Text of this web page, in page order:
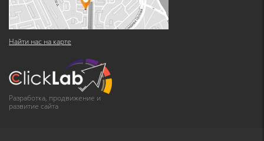
Найти нас на карте
Разработка, продвижение и
развитие сайта